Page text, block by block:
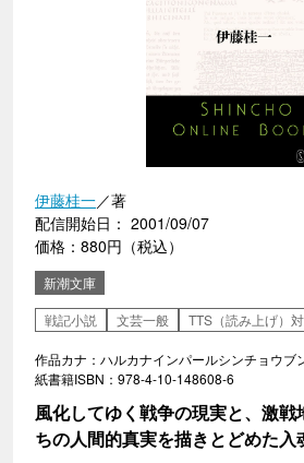
伊藤桂一／著
配信開始日： 2001/09/07
価格：880円（税込）
新潮文庫
戦記小説
文芸一般 TTS（読み上げ）
作品カナ：ハルカナインパールシンチョウブ
紙書籍ISBN：978-4-10-148608-6
風化してゆく戦争の現実と、激戦
ちの人間的真実を描きとどめた入